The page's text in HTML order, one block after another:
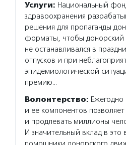
Услуги: Национальный
здравоохранения
решения для пропаганды
форматы, чтобы донорский
не останавливался в
отпусков и при
эпидемиологической
премию…
Волонтерство:
и ее компонентов позволяет
и продлевать миллионы
И значительный вклад в это